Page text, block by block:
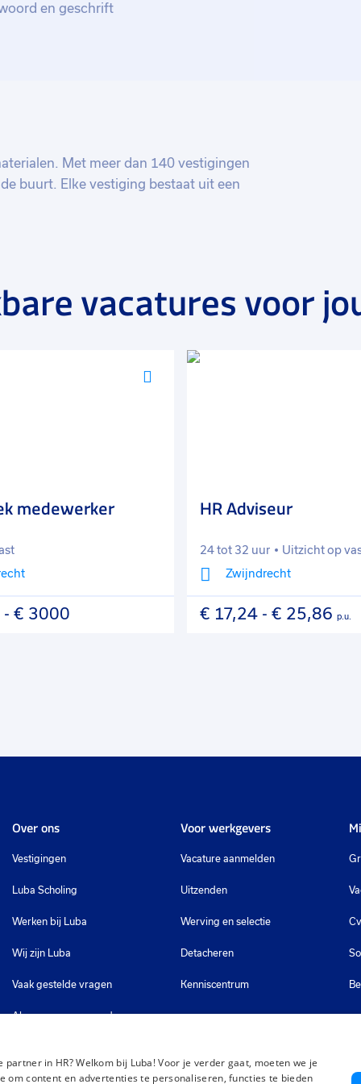
en geschrift
Met meer dan 140 vestigingen
buurt. Elke vestiging bestaat uit een
voelt met hun regio. Het
vacatures voor
medewerker
- € 3000
HR Adviseur
24 tot 32 uur
Uitzicht op
Zwijndrecht
€ 17,24 - € 25,86 p.u.
Over ons
Vestigingen
Luba Scholing
Werken bij Luba
Wij zijn Luba
Vaak gestelde vragen
Algemene voorwaarden
Voor werkgevers
Vacature aanmelden
Uitzenden
Werving en selectie
Detacheren
Kenniscentrum
in HR? Welkom bij Luba! Voor je verder gaat, moeten we je
om content en advertenties te personaliseren, functies te bieden